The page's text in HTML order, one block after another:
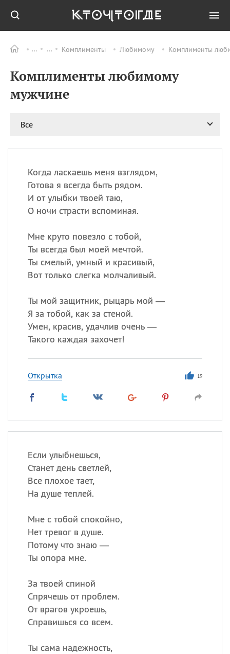
Комплименты Любимому Комплименты
Комплименты любимому
мужчине
Все
Когда ласкаешь меня взглядом,
Готова я всегда быть рядом.
И от улыбки твоей таю,
О ночи страсти вспоминая.
Мне круто повезло с тобой,
Ты всегда был моей мечтой.
Ты смелый, умный и красивый,
Вот только слегка молчаливый.
Ты мой защитник, рыцарь мой —
Я за тобой, как за стеной.
Умен, красив, удачлив очень —
Такого каждая захочет!
Открытка 19
Если улыбнешься,
Станет день светлей,
Все плохое тает,
На душе теплей.
Мне с тобой спокойно,
Нет тревог в душе.
Потому что знаю —
Ты опора мне.
За твоей спиной
Спрячешь от проблем.
От врагов укроешь,
Справишься со всем.
Ты сама надежность,
ПРАЗДНИКИ Все
09.08 День памяти жертв
день
рисового пудинга
09.08 День Дымняшки
ИМЕНА
Сегодня празднуют именины
Сергей, Теодор,
Посмотреть значение
происхождение